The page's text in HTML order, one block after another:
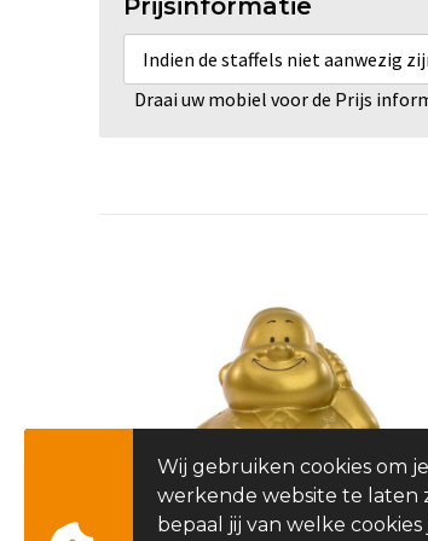
Prijsinformatie
Indien de staffels niet aanwezig
Draai uw mobiel voor de Prijs
Wij gebruiken cookies om
werkende website te laten
bepaal jij van welke